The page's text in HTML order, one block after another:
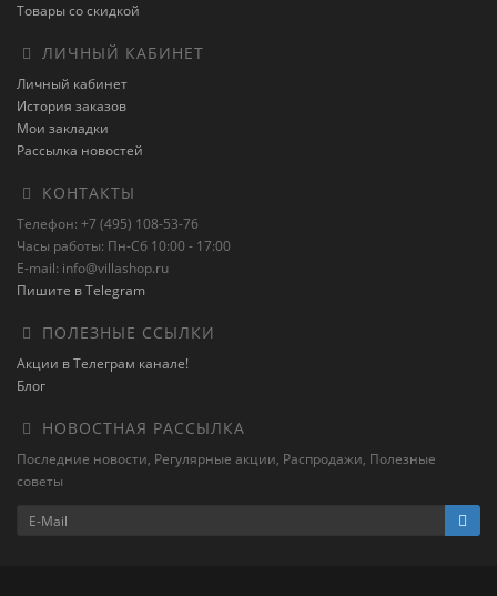
Товары со скидкой
ЛИЧНЫЙ КАБИНЕТ
Личный кабинет
История заказов
Мои закладки
Рассылка новостей
КОНТАКТЫ
Телефон: +7 (495) 108-53-76
Часы работы: Пн-Сб 10:00 - 17:00
E-mail: info@villashop.ru
Пишите в Telegram
ПОЛЕЗНЫЕ ССЫЛКИ
Акции в Телеграм канале!
Блог
НОВОСТНАЯ РАССЫЛКА
Последние новости, Регулярные акции, Распродажи, Полезные
советы